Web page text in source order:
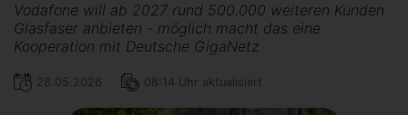
Vodafone will ab 2027 rund 500.000 weiteren Kunden
Glasfaser anbieten - möglich macht das eine
Kooperation mit Deutsche GigaNetz
28.05.2026 08:14 Uhr aktualisiert